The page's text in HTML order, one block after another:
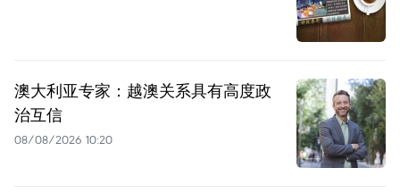
澳大利亚专家：越澳关系具有高度政
治互信
08/08/2026 10:20